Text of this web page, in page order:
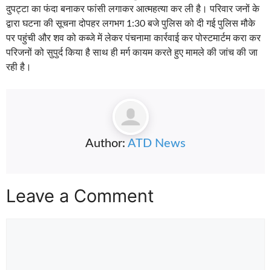
दुपट्टा का फंदा बनाकर फांसी लगाकर आत्महत्या कर ली है। परिवार जनों के
द्वारा घटना की सूचना दोपहर लगभग 1:30 बजे पुलिस को दी गई पुलिस मौके
पर पहुंची और शव को कब्जे में लेकर पंचनामा कार्रवाई कर पोस्टमार्टम करा कर
परिजनों को सुपुर्द किया है साथ ही मर्ग कायम करते हुए मामले की जांच की जा
रही है।
Author: ATD News
Leave a Comment